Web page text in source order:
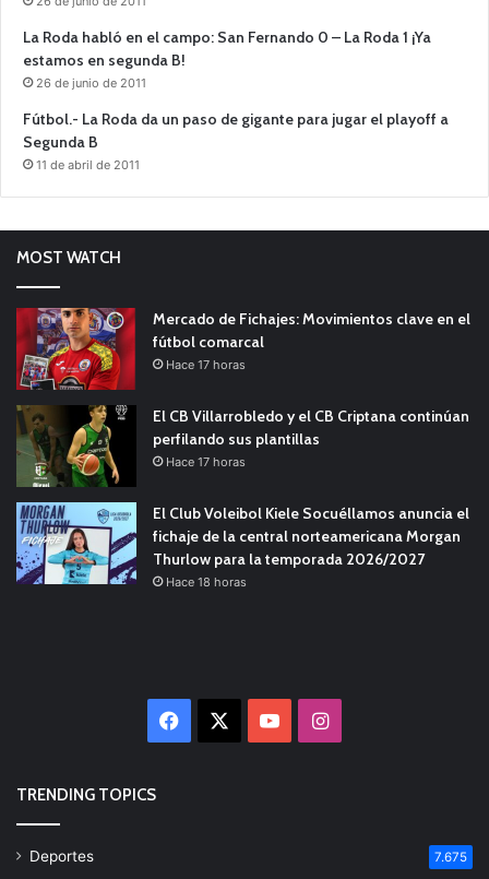
La Roda habló en el campo: San Fernando 0 – La Roda 1 ¡Ya
estamos en segunda B!
26 de junio de 2011
Fútbol.- La Roda da un paso de gigante para jugar el playoff a
Segunda B
11 de abril de 2011
MOST WATCH
Mercado de Fichajes: Movimientos clave en el
fútbol comarcal
Hace 17 horas
El CB Villarrobledo y el CB Criptana continúan
perfilando sus plantillas
Hace 17 horas
El Club Voleibol Kiele Socuéllamos anuncia el
fichaje de la central norteamericana Morgan
Thurlow para la temporada 2026/2027
Hace 18 horas
Facebook YouTubeInstagram
TRENDING TOPICS
Deportes 7.675